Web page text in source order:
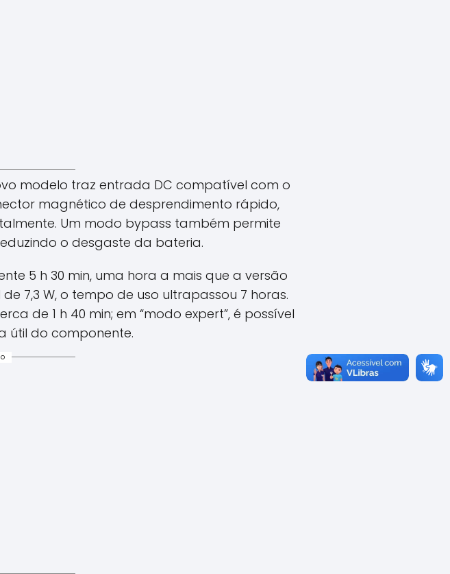
modelo traz entrada DC compatível com o
magnético de desprendimento rápido,
Um modo bypass também permite
o desgaste da bateria.
5 h 30 min, uma hora a mais que a versão
7,3 W, o tempo de uso ultrapassou 7 horas.
de 1 h 40 min; em “modo expert”, é possível
útil do componente.